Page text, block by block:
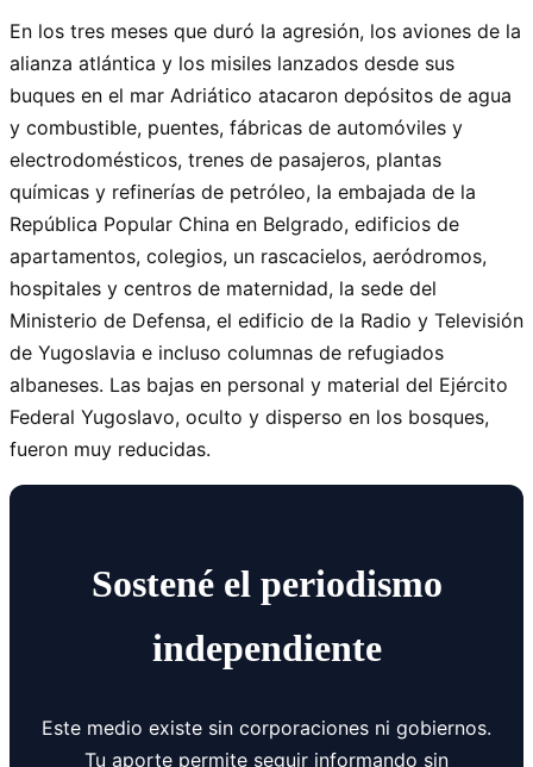
En los tres meses que duró la agresión, los aviones de la
alianza atlántica y los misiles lanzados desde sus
buques en el mar Adriático atacaron depósitos de agua
y combustible, puentes, fábricas de automóviles y
electrodomésticos, trenes de pasajeros, plantas
químicas y refinerías de petróleo, la embajada de la
República Popular China en Belgrado, edificios de
apartamentos, colegios, un rascacielos, aeródromos,
hospitales y centros de maternidad, la sede del
Ministerio de Defensa, el edificio de la Radio y Televisión
de Yugoslavia e incluso columnas de refugiados
albaneses. Las bajas en personal y material del Ejército
Federal Yugoslavo, oculto y disperso en los bosques,
fueron muy reducidas.
Sostené el periodismo
independiente
Este medio existe sin corporaciones ni gobiernos.
Tu aporte permite seguir informando sin